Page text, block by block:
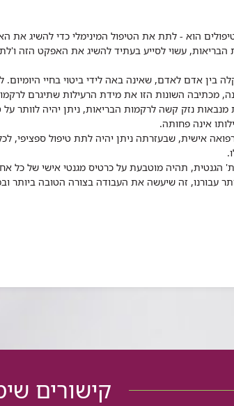
הוא - לתת את הטיפול המינימלי כדי להשיג את
הבריאות, עשוי לסייע בעתיד להשיג את האפקט הזה
קלה בין אדם לאדם, שאינה באה לידי ביטוי בחיי
מכתיבה השונות הזו את מידת הרעילות שתיגרם
נזק קשה לרקמות הבריאות, ניתן יהיה לוותר על
אינה פחותה.
אישית, שבעזרתה ניתן יהיה לתת טיפול ספציפי,
תהיה מוטבעת על כרטיס מגנטי אישי של כל
עבורנו, זה שיעשה את העבודה בצורה הטובה ביותר
קישורים